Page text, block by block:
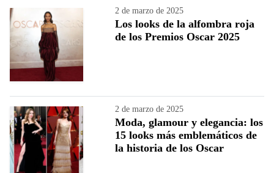
2 de marzo de 2025
Los looks de la alfombra roja
de los Premios Oscar 2025
2 de marzo de 2025
Moda, glamour y elegancia: los
15 looks más emblemáticos de
la historia de los Oscar